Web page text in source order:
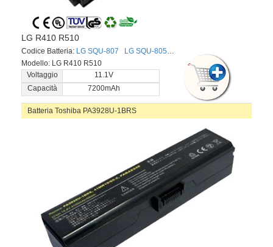
LG R410 R510
Codice Batteria: LG SQU-807 LG SQU-805
Modello: LG R410 R510
Voltaggio
11.1V
Capacità
7200mAh
Batteria Toshiba PA3928U-1BRS